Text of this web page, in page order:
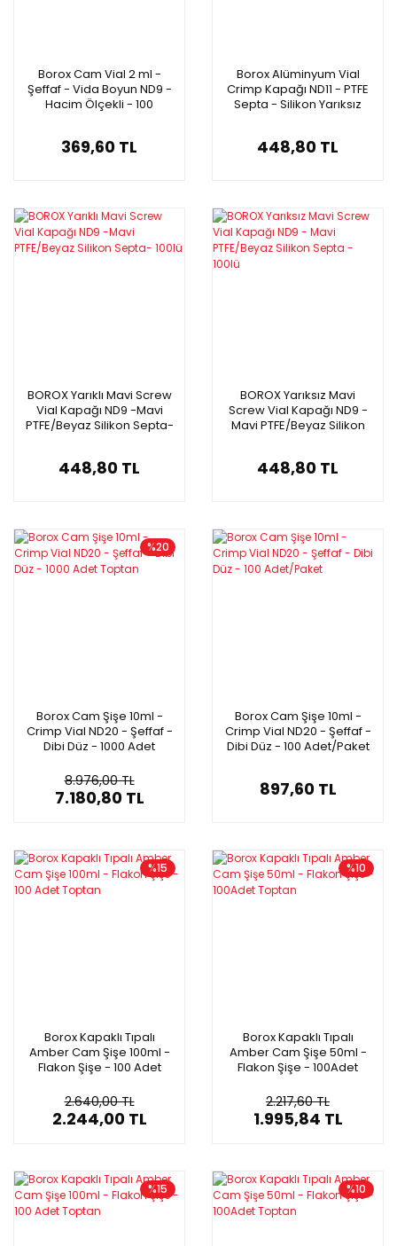
Borox Cam Vial 2 ml -
Şeffaf - Vida Boyun ND9 -
Hacim Ölçekli - 100
369,60 TL
Borox Alüminyum Vial
Crimp Kapağı ND11 - PTFE
Septa - Silikon Yarıksız
448,80 TL
BOROX Yarıklı Mavi Screw
Vial Kapağı ND9 -Mavi
PTFE/Beyaz Silikon Septa-
448,80 TL
BOROX Yarıksız Mavi
Screw Vial Kapağı ND9 -
Mavi PTFE/Beyaz Silikon
448,80 TL
%20
Borox Cam Şişe 10ml -
Crimp Vial ND20 - Şeffaf -
Dibi Düz - 1000 Adet
8.976,00 TL
7.180,80 TL
Borox Cam Şişe 10ml -
Crimp Vial ND20 - Şeffaf -
Dibi Düz - 100 Adet/Paket
897,60 TL
%15
Borox Kapaklı Tıpalı
Amber Cam Şişe 100ml -
Flakon Şişe - 100 Adet
2.640,00 TL
2.244,00 TL
%10
Borox Kapaklı Tıpalı
Amber Cam Şişe 50ml -
Flakon Şişe - 100Adet
2.217,60 TL
1.995,84 TL
%15 %10